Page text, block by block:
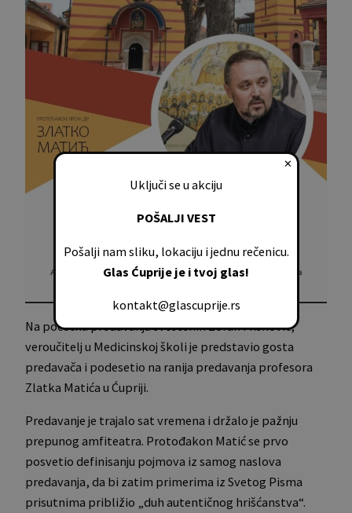
Na početku predavanja sveštenik Zoran Mišković,
veroučitelj u Medicinskoj školi je predstavio gosta
predavača i podesetio na ranija predavanja profesora
Zlatka Matića u Ćupriji.
Predavanje je trajalo sat vremena i držalo je pažnju
prepunog amfiteatra. Protođakon Matić se prvo
posvetio definisanju pojmova iz samog naslova
predavanja, da bi zatim primerima iz Svetog Pisma
prisutnima približio „duh autentičnog hrišćanstva“.
✕
Uključi se u akciju
POŠALJI VEST
Pošalji nam sliku, lokaciju i jednu rečenicu.
Glas Ćuprije je i tvoj glas!
kontakt@glascuprije.rs